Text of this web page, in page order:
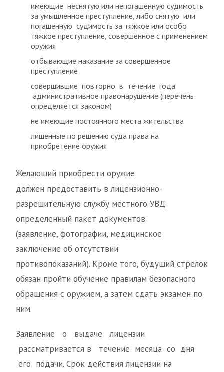
имеющие неснятую или непогашенную судимость
за умышленное преступление, либо снятую или
погашенную судимость за тяжкое или особо
тяжкое преступление, совершенное с применением
оружия
отбывающие наказание за совершенное
преступление
совершившие повторно в течение года
административное правонарушение (перечень
определяется законом)
не имеющие постоянного места жительства
лишенные по решению суда права на
приобретение оружия
Желающий приобрести оружие
должен предоставить в лицензионно-
разрешительную службу местного УВД
определенный пакет документов
(заявление, фотографии, медицинское
заключение об отсутствии
противопоказаний). Кроме того, будущий стрелок
обязан пройти обучение правилам безопасного
обращения с оружием, а затем сдать экзамен по
ним.
Заявление о выдаче лицензии
рассматривается в течение месяца со дня
его подачи. Срок действия лицензии на